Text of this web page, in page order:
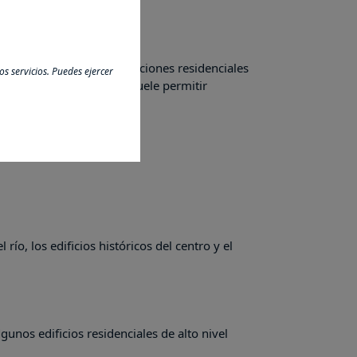
en algunas promociones residenciales
del edificio, lo que suele permitir
río, los edificios históricos del centro y el
edificios residenciales de alto nivel
servicios. Puedes ejercer